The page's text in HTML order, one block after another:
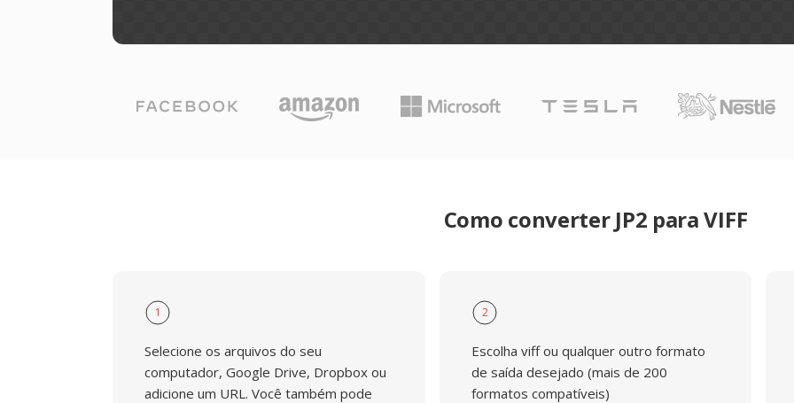
Como converter JP2 para VIFF
1
Selecione os arquivos do seu
computador, Google Drive, Dropbox ou
adicione um URL. Você também pode
2
Escolha viff ou qualquer outro formato
de saída desejado (mais de 200
formatos compatíveis)